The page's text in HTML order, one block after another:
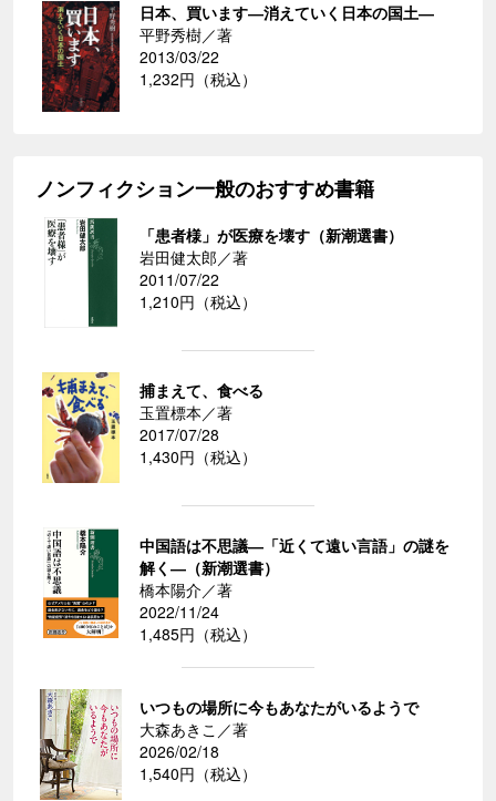
日本、買います―消えていく日本の国土―
平野秀樹／著
2013/03/22
1,232円（税込）
ノンフィクション一般のおすすめ書籍
「患者様」が医療を壊す（新潮選書）
岩田健太郎／著
2011/07/22
1,210円（税込）
捕まえて、食べる
玉置標本／著
2017/07/28
1,430円（税込）
中国語は不思議―「近くて遠い言語」の謎を
解く―（新潮選書）
橋本陽介／著
2022/11/24
1,485円（税込）
いつもの場所に今もあなたがいるようで
大森あきこ／著
2026/02/18
1,540円（税込）